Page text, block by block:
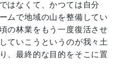
はなくて、かつては自分
ムで地域の山を整備してい
の林業をもう一度復活させ
ていこうというのが我々土
、最終的な目的をそこに置